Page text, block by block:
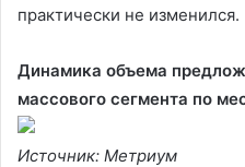
практически не изменился.
Динамика объема
массового сегмента по
Источник: Метриум